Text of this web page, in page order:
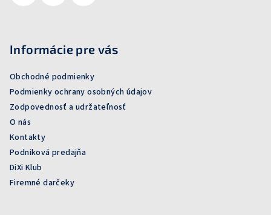
Informácie pre vás
Obchodné podmienky
Podmienky ochrany osobných údajov
Zodpovednosť a udržateľnosť
O nás
Kontakty
Podniková predajňa
DiXi Klub
Firemné darčeky